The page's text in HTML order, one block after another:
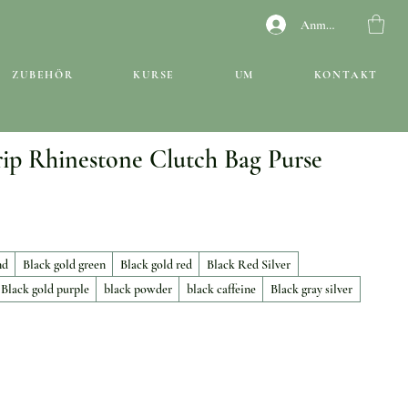
Anmelden
ZUBEHÖR KURSE UM KONTAKT
Rhinestone Clutch Bag Purse
Black gold green Black gold red
Black Red Silver
Black gold purple black powder black caffeine
Black gray silver